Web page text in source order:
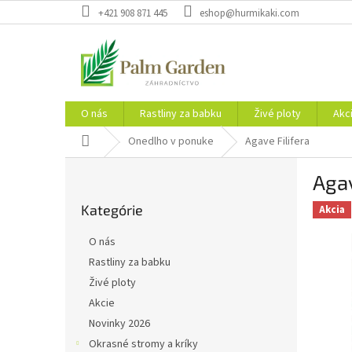
na
+421 908 871 445 eshop@hurmikaki.com
O nás Rastliny za babku Živé ploty
Domov Onedlho v ponuke Agave Filifera
kategórie
Kategórie
O nás
Rastliny za babku
Živé ploty
Akcie
Novinky 2026
Okrasné stromy a kríky
Akcia